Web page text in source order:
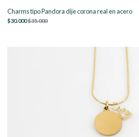
Charms tipo Pandora dije corona real en acero
$30.000$35.000